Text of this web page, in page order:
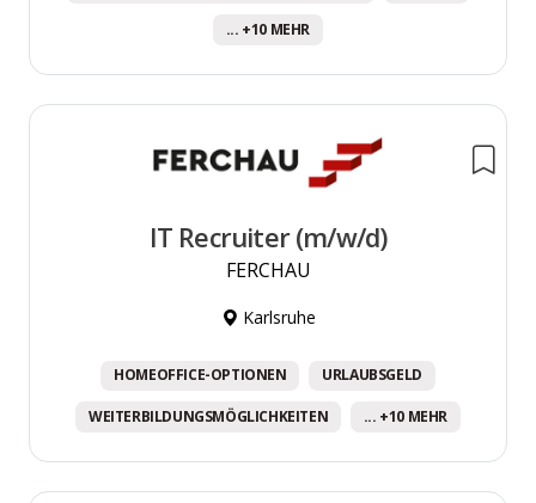
... +10 MEHR
IT Recruiter (m/w/d)
FERCHAU
Karlsruhe
HOMEOFFICE-OPTIONEN URLAUBSGELD
WEITERBILDUNGSMÖGLICHKEITEN ... +10 MEHR